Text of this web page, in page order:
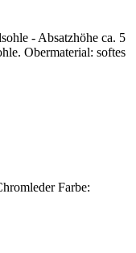
- Absatzhöhe ca. 5
Obermaterial: softes
Farbe: